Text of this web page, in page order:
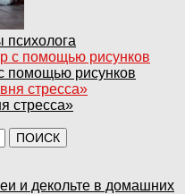
психолога
помощью рисунков
стресса»
и декольте в домашних